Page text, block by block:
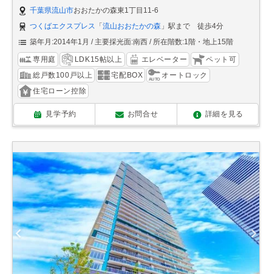
千葉県流山市おおたかの森東1丁目11-6
つくばエクスプレス 「 流山おおたかの森 」駅まで 徒歩4分
築年月:2014年1月
主要採光面:南西 所在階数:1階・地上15階
専用庭 LDK15帖以上 エレベーター
ペット可
総戸数100戸以上
宅配BOX
オートロック
住宅ローン控除
見学予約 お問合せ 詳細を見る